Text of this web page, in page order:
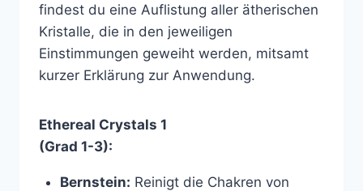
findest du eine Auflistung aller ätherischen
Kristalle, die in den jeweiligen
Einstimmungen geweiht werden, mitsamt
kurzer Erklärung zur Anwendung.
Ethereal Crystals 1
(Grad 1-3):
Bernstein: Reinigt die Chakren von